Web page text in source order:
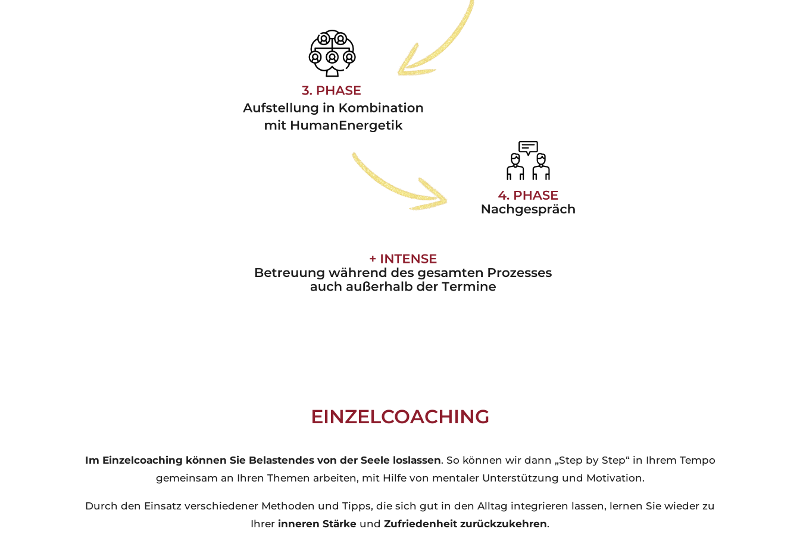
EINZELCOACHING
Im Einzelcoaching können Sie Belastendes von der Seele loslassen. So können wir dann „Step by Step“ in Ihrem Tempo
gemeinsam an Ihren Themen arbeiten, mit Hilfe von mentaler Unterstützung und Motivation.
Durch den Einsatz verschiedener Methoden und Tipps, die sich gut in den Alltag integrieren lassen, lernen Sie wieder zu
Ihrer inneren Stärke und Zufriedenheit zurückzukehren.